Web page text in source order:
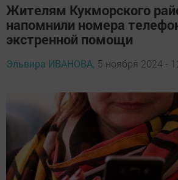
Жителям Кукморского
напомнили номера
экстренной помощи
Эльвира ИВАНОВА, 5 ноября 2024 -